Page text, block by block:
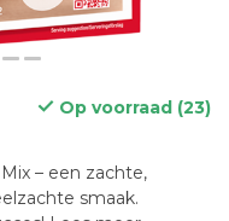
Op voorraad (23)
– een zachte,
smaak.